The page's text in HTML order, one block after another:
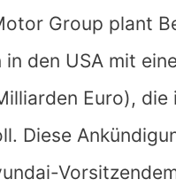
Group plant
in den USA mit
Euro),
Diese